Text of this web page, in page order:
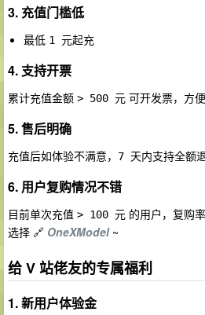
3. 充值门槛低
最低 1 元起充
4. 支持开票
累计充值金额 > 500 元 可开发票，方
5. 售后明确
充值后如体验不满意， 7 天内支持全额
6. 用户复购情况不错
目前单次充值 > 100 元 的用户，复购
选择 🔗 OneXModel~
给 V 站佬友的专属福利
1. 新用户体验金